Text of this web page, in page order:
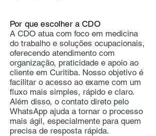
Por que escolher a CDO
A CDO atua com foco em medicina
do trabalho e soluções ocupacionais,
oferecendo atendimento com
organização, praticidade e apoio ao
cliente em Curitiba. Nosso objetivo é
facilitar o acesso ao exame com um
fluxo mais simples, rápido e claro.
Além disso, o contato direto pelo
WhatsApp ajuda a tornar o processo
mais ágil, especialmente para quem
precisa de resposta rápida.